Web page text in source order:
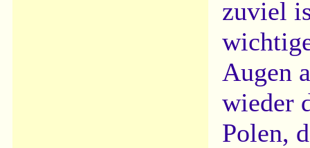
zuviel
Augen
wieder
Polen,